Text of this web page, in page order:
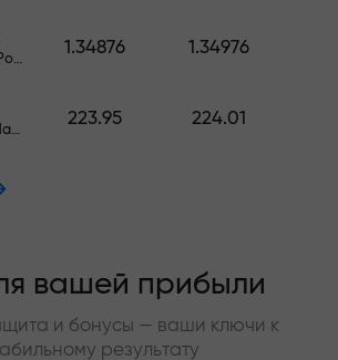
Great Britain Pound vs US Dollar
1.34876 1.34976
NVIDIA Corp Nasdaq Stock Exchange (Nasdaq) USD
223.95 224.01
вашей прибыли
и бонусы — ваши ключи к
результату